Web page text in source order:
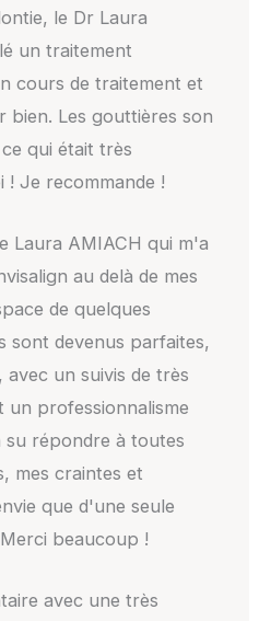
le Dr Laura
un traitement
cours de traitement et
bien. Les gouttières son
qui était très
Je recommande !
Laura AMIACH qui m'a
au delà de mes
de quelques
sont devenus parfaites,
un suivis de très
un professionnalisme
su répondre à toutes
mes craintes et
que d'une seule
beaucoup !
avec une très